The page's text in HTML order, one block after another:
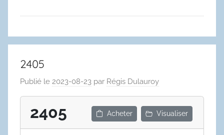
2405
Publié le 2023-08-23 par Régis Dulauroy
2405 Acheter Visualiser